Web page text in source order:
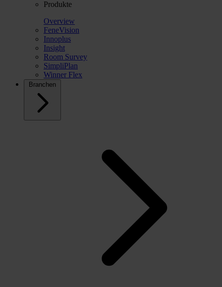
Produkte
Overview
FeneVision
Innoplus
Insight
Room Survey
SimpliPlan
Winner Flex
Branchen